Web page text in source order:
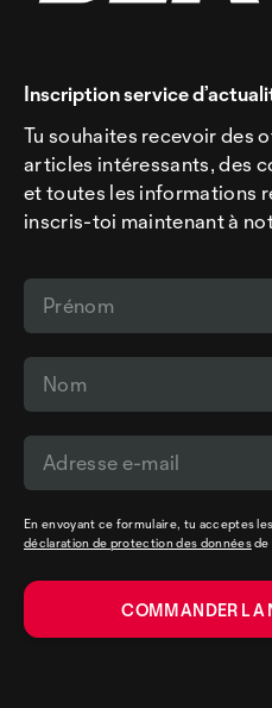
Inscription service
Tu souhaites recevoir des
articles intéressants, des
et toutes les informations
inscris-toi maintenant à
En envoyant ce formulaire, tu acceptes les
déclaration de protection des donnéesde